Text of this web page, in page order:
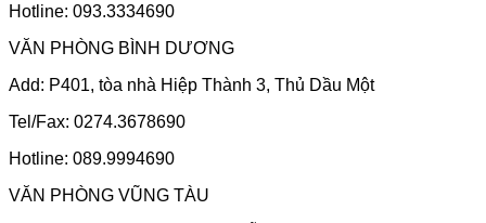
Hotline: 093.3334690
VĂN PHÒNG BÌNH DƯƠNG
Add: P401, tòa nhà Hiệp Thành 3, Thủ Dầu Một
Tel/Fax: 0274.3678690
Hotline: 089.9994690
VĂN PHÒNG VŨNG TÀU